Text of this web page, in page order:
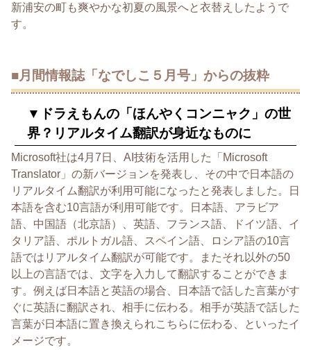
新浦安の町も爽やかな初夏の風景へと衣替えしたようで
す。
■月間情報誌「 なでしこ ５月号」からの抜粋
▼ドラえもんの「ほんやくコンニャク」の世
界？ リアルタイム翻訳が身近なものに
Microsoft社は4月7日、AI技術を活用した「 Microsoft
Translator」の新バージョンを発表し、 その中で日本語の
リアルタイム翻訳が利用可能になったと発表しま した。日
本語を含む10言語が利用可能です。日本語、 アラビア
語、中国語（北京語）、英語、フランス語、ドイツ語、 イ
タリア語、ポルトガル語、スペイン語、
ロシア語の10言
語ではリアルタイム翻訳が可能です。
またそれ以外の50
以上の言語では、 文字を入力して翻訳することができま
す。 例えば日本語と英語の場合、
日本語で話した言葉がす
ぐに英語に翻訳され、相手に伝わる。 相手が英語で話した
言葉が日本語に置き換えられこちらに伝わる、
といったイ
メージです。